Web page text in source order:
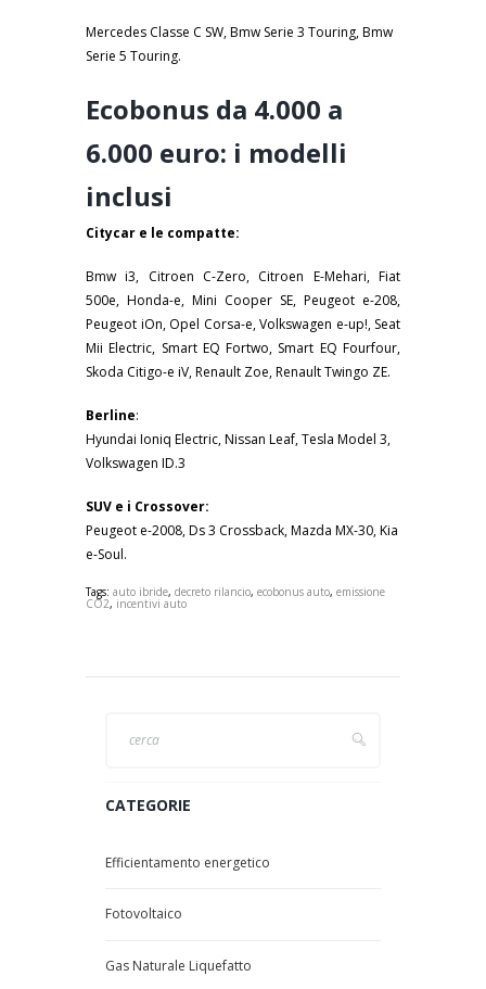
Mercedes Classe C SW, Bmw Serie 3 Touring, Bmw
Serie 5 Touring.
Ecobonus da 4.000 a
6.000 euro: i modelli
inclusi
Citycar e le compatte:
Bmw i3, Citroen C-Zero, Citroen E-Mehari, Fiat
500e, Honda-e, Mini Cooper SE, Peugeot e-208,
Peugeot iOn, Opel Corsa-e, Volkswagen e-up!, Seat
Mii Electric, Smart EQ Fortwo, Smart EQ Fourfour,
Skoda Citigo-e iV, Renault Zoe, Renault Twingo ZE.
Berline:
Hyundai Ioniq Electric, Nissan Leaf, Tesla Model 3,
Volkswagen ID.3
SUV e i Crossover:
Peugeot e-2008, Ds 3 Crossback, Mazda MX-30, Kia
e-Soul.
Tags: auto ibride, decreto rilancio, ecobonus auto, emissione
CO2, incentivi auto
CATEGORIE
Efficientamento energetico
Fotovoltaico
Gas Naturale Liquefatto